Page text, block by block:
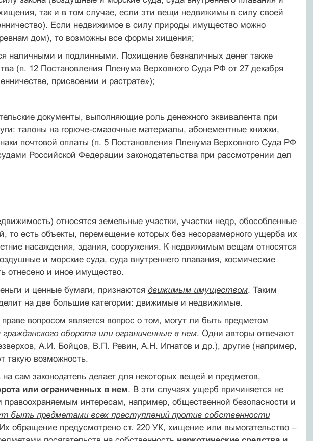
так и в том случае, если эти вещи недвижимы в силу своей
Если недвижимое в силу природы имущество можно
дом), то возможны все формы хищения;
и подлинными. Похищение безналичных денег также
(п. 12 Постановления Пленума Верховного Суда РФ от 27 декабря
присвоении и растрате»);
документы, выполняющие роль денежного эквивалента при
талоны на горюче-смазочные материалы, абонементные книжки,
почтовой оплаты (п. 5 Постановления Пленума Верховного Суда РФ
Российской Федерации законодательства при рассмотрении дел
относятся земельные участки, участки недр, обособленные
то есть объекты, перемещение которых без несоразмерного ущерба их
насаждения, здания, сооружения. К недвижимым вещам относятся
и морские суда, суда внутреннего плавания, космические
отнесено и иное имущество.
и ценные бумаги, признаются движимым имуществом. Таким
на две большие категории: движимые и недвижимые.
вопросом является вопрос о том, могут ли быть предметом
оборота или ограниченные в нем. Одни авторы отвечают
А.И. Бойцов, В.П. Ревин, А.Н. Игнатов и др.), другие (например,
такую возможность.
сам законодатель делает для некоторых вещей и предметов,
или ограниченных в нем. В эти случаях ущерб причиняется не
правоохраняемым интересам, например, общественной безопасности и
быть предметами всех преступлений против собственности
обращение предусмотрено ст. 220 УК, хищение или вымогательство –